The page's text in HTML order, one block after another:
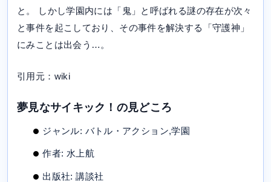
と。 しかし学園内には「鬼」と呼ばれる謎の存在が次々
と事件を起こしており、その事件を解決する「守護神」
にみことは出会う…。
引用元：wiki
夢見なサイキック！の見どころ
ジャンル: バトル・アクション,学園
作者: 水上航
出版社: 講談社